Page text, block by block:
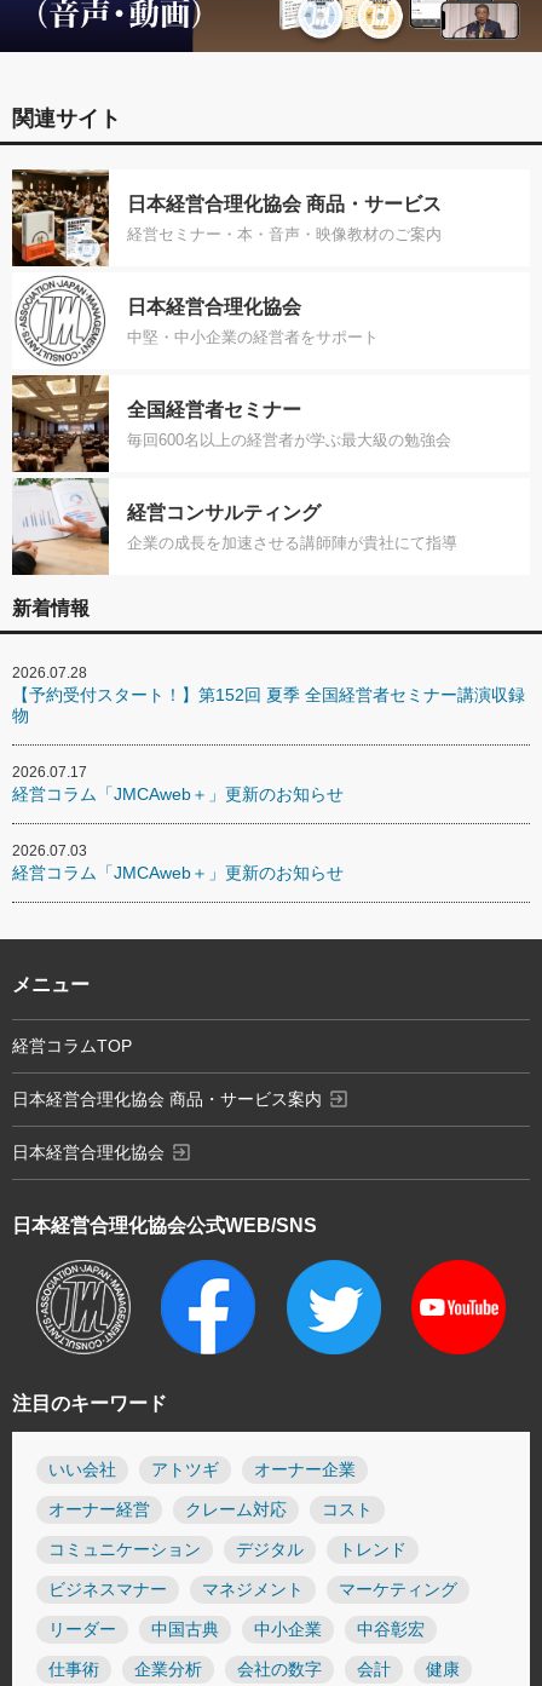
関連サイト
日本経営合理化協会 商品・サービス
経営セミナー・本・音声・映像教材のご案内
日本経営合理化協会
中堅・中小企業の経営者をサポート
全国経営者セミナー
毎回600名以上の経営者が学ぶ最大級の勉強会
経営コンサルティング
企業の成長を加速させる講師陣が貴社にて指導
新着情報
2026.07.28
【予約受付スタート！】第152回 夏季 全国経営者セミナー講演収録
物
2026.07.17
経営コラム「JMCAweb＋」更新のお知らせ
2026.07.03
経営コラム「JMCAweb＋」更新のお知らせ
注目のキーワード
いい会社 アトツギ オーナー企業
オーナー経営 クレーム対応 コスト
コミュニケーション デジタル トレンド
ビジネスマナー マネジメント マーケティング
リーダー 中国古典 中小企業 中谷彰宏
仕事術 企業分析 会社の数字 会計 健康
日本経営合理化協会公式WEB/SNS
メニュー
経営コラムTOP
日本経営合理化協会 商品・サービス案内 exit_to_app
日本経営合理化協会 exit_to_app